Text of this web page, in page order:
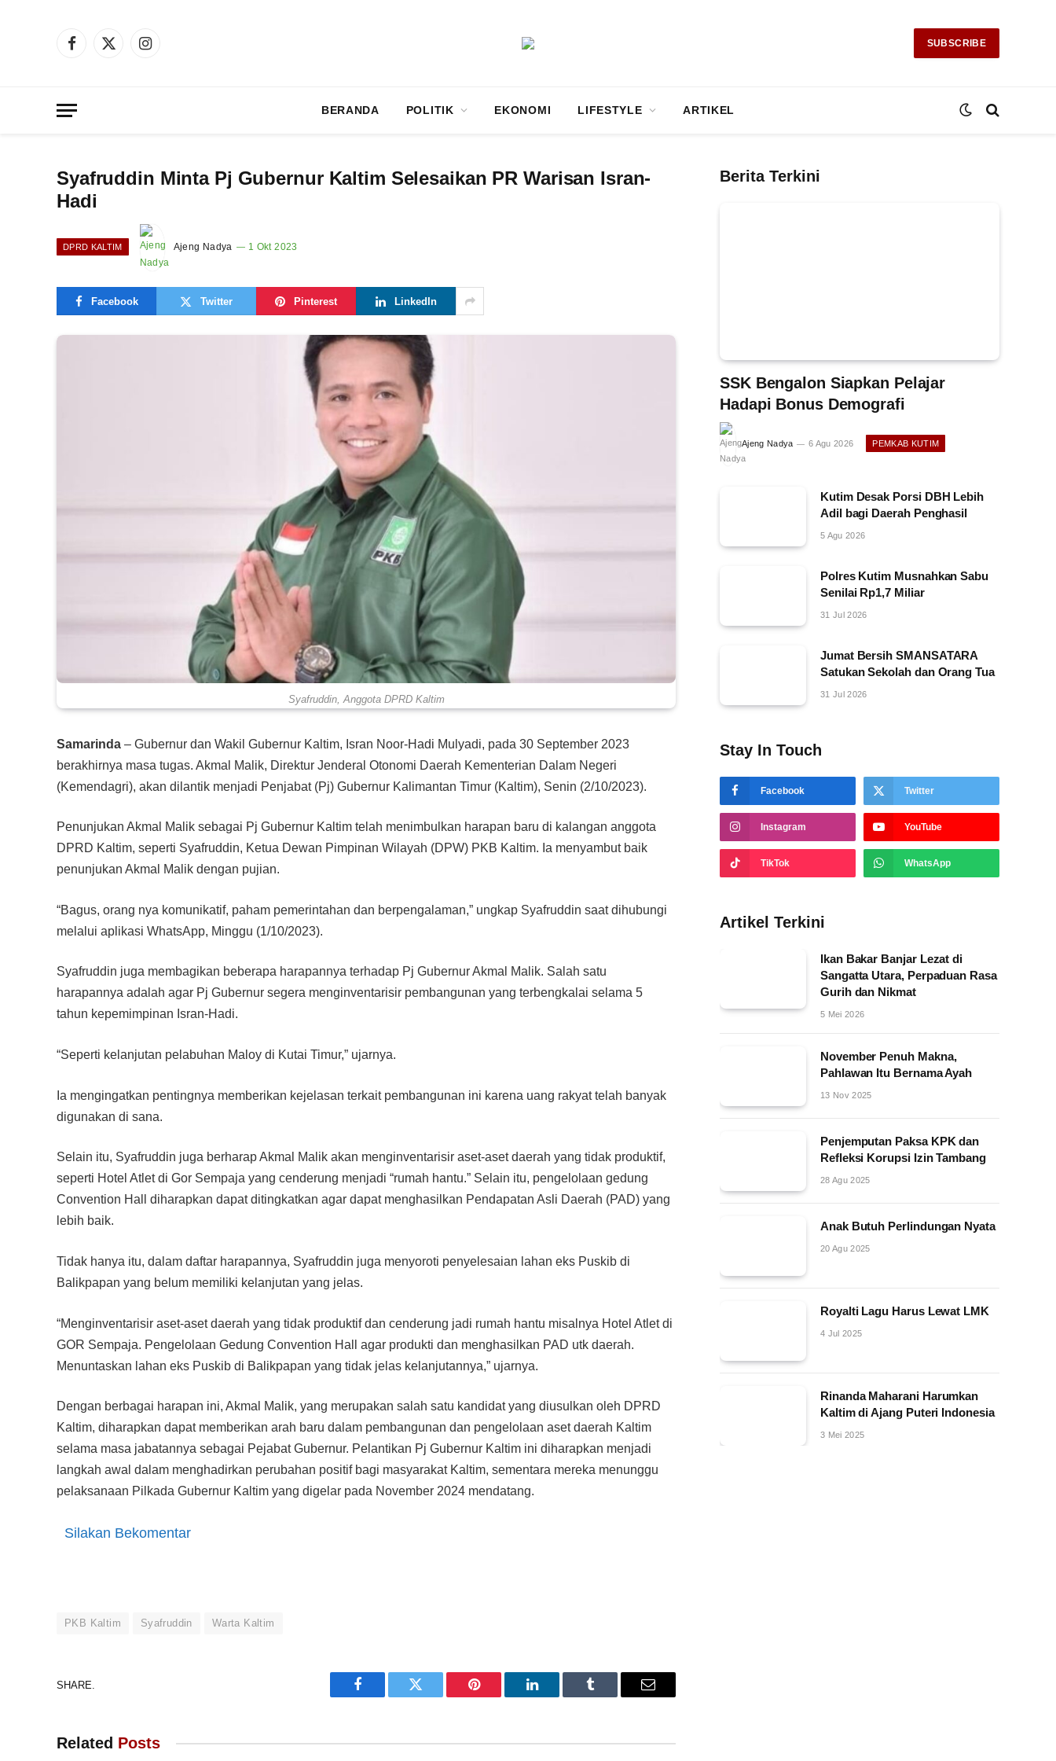
Facebook
X
Instagram
SUBSCRIBE
BERANDA POLITIK EKONOMI LIFESTYLE ARTIKEL
Syafruddin Minta Pj Gubernur Kaltim Selesaikan PR Warisan Isran-
Hadi
DPRD KALTIM Ajeng Nadya 1 Okt 2023
Facebook Twitter Pinterest LinkedIn
Syafruddin, Anggota DPRD Kaltim
Samarinda – Gubernur dan Wakil Gubernur Kaltim, Isran Noor-Hadi Mulyadi, pada 30 September 2023
berakhirnya masa tugas. Akmal Malik, Direktur Jenderal Otonomi Daerah Kementerian Dalam Negeri
(Kemendagri), akan dilantik menjadi Penjabat (Pj) Gubernur Kalimantan Timur (Kaltim), Senin (2/10/2023).
Penunjukan Akmal Malik sebagai Pj Gubernur Kaltim telah menimbulkan harapan baru di kalangan anggota
DPRD Kaltim, seperti Syafruddin, Ketua Dewan Pimpinan Wilayah (DPW) PKB Kaltim. Ia menyambut baik
penunjukan Akmal Malik dengan pujian.
“Bagus, orang nya komunikatif, paham pemerintahan dan berpengalaman,” ungkap Syafruddin saat dihubungi
melalui aplikasi WhatsApp, Minggu (1/10/2023).
Syafruddin juga membagikan beberapa harapannya terhadap Pj Gubernur Akmal Malik. Salah satu
harapannya adalah agar Pj Gubernur segera menginventarisir pembangunan yang terbengkalai selama 5
tahun kepemimpinan Isran-Hadi.
“Seperti kelanjutan pelabuhan Maloy di Kutai Timur,” ujarnya.
Ia mengingatkan pentingnya memberikan kejelasan terkait pembangunan ini karena uang rakyat telah banyak
digunakan di sana.
Selain itu, Syafruddin juga berharap Akmal Malik akan menginventarisir aset-aset daerah yang tidak produktif,
seperti Hotel Atlet di Gor Sempaja yang cenderung menjadi “rumah hantu.” Selain itu, pengelolaan gedung
Convention Hall diharapkan dapat ditingkatkan agar dapat menghasilkan Pendapatan Asli Daerah (PAD) yang
lebih baik.
Tidak hanya itu, dalam daftar harapannya, Syafruddin juga menyoroti penyelesaian lahan eks Puskib di
Balikpapan yang belum memiliki kelanjutan yang jelas.
“Menginventarisir aset-aset daerah yang tidak produktif dan cenderung jadi rumah hantu misalnya Hotel Atlet di
GOR Sempaja. Pengelolaan Gedung Convention Hall agar produkti dan menghasilkan PAD utk daerah.
Menuntaskan lahan eks Puskib di Balikpapan yang tidak jelas kelanjutannya,” ujarnya.
Dengan berbagai harapan ini, Akmal Malik, yang merupakan salah satu kandidat yang diusulkan oleh DPRD
Kaltim, diharapkan dapat memberikan arah baru dalam pembangunan dan pengelolaan aset daerah Kaltim
selama masa jabatannya sebagai Pejabat Gubernur. Pelantikan Pj Gubernur Kaltim ini diharapkan menjadi
langkah awal dalam menghadirkan perubahan positif bagi masyarakat Kaltim, sementara mereka menunggu
pelaksanaan Pilkada Gubernur Kaltim yang digelar pada November 2024 mendatang.
Silakan Bekomentar
PKB Kaltim Syafruddin Warta Kaltim
SHARE.
Facebook Twitter Pinterest LinkedIn Tumblr Email
Related Posts
Berita Terkini
SSK Bengalon Siapkan Pelajar
Hadapi Bonus Demografi
Ajeng Nadya 6 Agu 2026 PEMKAB KUTIM
Kutim Desak Porsi DBH Lebih
Adil bagi Daerah Penghasil
5 Agu 2026
Polres Kutim Musnahkan Sabu
Senilai Rp1,7 Miliar
31 Jul 2026
Jumat Bersih SMANSATARA
Satukan Sekolah dan Orang Tua
31 Jul 2026
Stay In Touch
Facebook Twitter
Instagram YouTube
TikTok WhatsApp
Artikel Terkini
Ikan Bakar Banjar Lezat di
Sangatta Utara, Perpaduan Rasa
Gurih dan Nikmat
5 Mei 2026
November Penuh Makna,
Pahlawan Itu Bernama Ayah
13 Nov 2025
Penjemputan Paksa KPK dan
Refleksi Korupsi Izin Tambang
28 Agu 2025
Anak Butuh Perlindungan Nyata
20 Agu 2025
Royalti Lagu Harus Lewat LMK
4 Jul 2025
Rinanda Maharani Harumkan
Kaltim di Ajang Puteri Indonesia
3 Mei 2025